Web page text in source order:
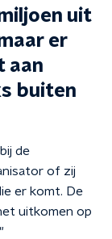
uit
er
aan
buiten
de
of zij
er komt. De
uitkomen op